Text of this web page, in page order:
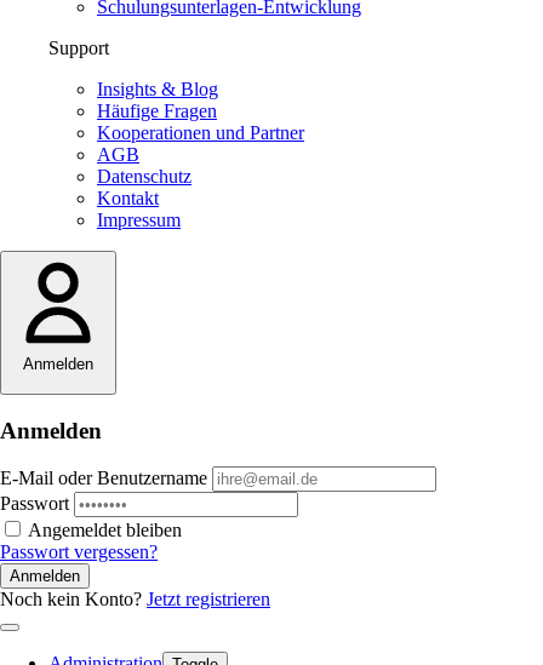
Schulungsunterlagen-Entwicklung
Support
Insights & Blog
Häufige Fragen
Kooperationen und Partner
AGB
Datenschutz
Kontakt
Impressum
Anmelden
Anmelden
E-Mail oder Benutzername
Passwort
Angemeldet bleiben
Passwort vergessen?
Anmelden
Noch kein Konto? Jetzt registrieren